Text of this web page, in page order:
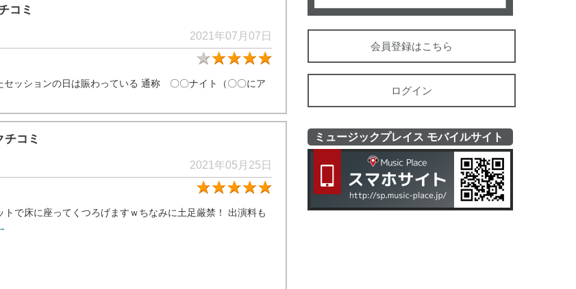
コミ
2021年07月07日
ッションの日は賑わっている 通称 〇〇ナイト（〇〇にア
チコミ
2021年05月25日
で床に座ってくつろげますｗちなみに土足厳禁！ 出演料も
会員登録はこちら
ログイン
ミュージックプレイス モバイルサイト